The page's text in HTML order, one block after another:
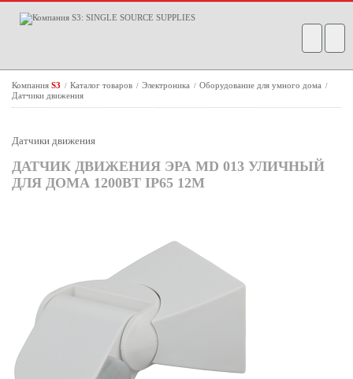
Компания S3 / Каталог товаров / Электроника / Оборудование для умного дома /
Датчики движения
Датчики движения
ДАТЧИК ДВИЖЕНИЯ ЭРА MD 013 УЛИЧНЫЙ
ДЛЯ ДОМА 1200ВТ IP65 12М